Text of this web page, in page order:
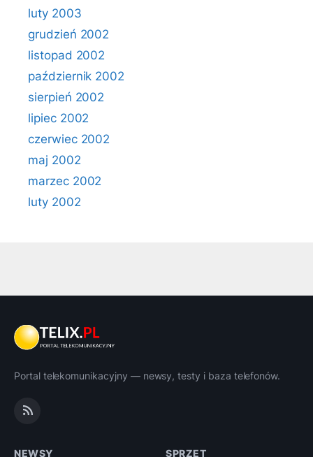
luty 2003
grudzień 2002
listopad 2002
październik 2002
sierpień 2002
lipiec 2002
czerwiec 2002
maj 2002
marzec 2002
luty 2002
Portal telekomunikacyjny — newsy, testy i baza telefonów.
NEWSY SPRZĘT